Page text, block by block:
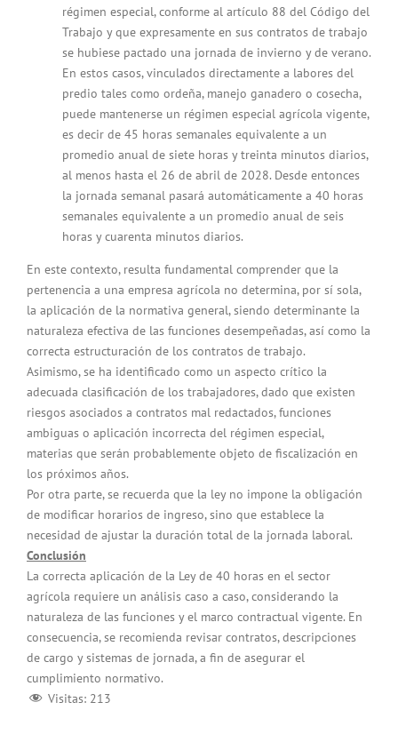
régimen especial, conforme al artículo 88 del Código del
Trabajo y que expresamente en sus contratos de trabajo
se hubiese pactado una jornada de invierno y de verano.
En estos casos, vinculados directamente a labores del
predio tales como ordeña, manejo ganadero o cosecha,
puede mantenerse un régimen especial agrícola vigente,
es decir de 45 horas semanales equivalente a un
promedio anual de siete horas y treinta minutos diarios,
al menos hasta el 26 de abril de 2028. Desde entonces
la jornada semanal pasará automáticamente a 40 horas
semanales equivalente a un promedio anual de seis
horas y cuarenta minutos diarios.
En este contexto, resulta fundamental comprender que la
pertenencia a una empresa agrícola no determina, por sí sola,
la aplicación de la normativa general, siendo determinante la
naturaleza efectiva de las funciones desempeñadas, así como la
correcta estructuración de los contratos de trabajo.
Asimismo, se ha identificado como un aspecto crítico la
adecuada clasificación de los trabajadores, dado que existen
riesgos asociados a contratos mal redactados, funciones
ambiguas o aplicación incorrecta del régimen especial,
materias que serán probablemente objeto de fiscalización en
los próximos años.
Por otra parte, se recuerda que la ley no impone la obligación
de modificar horarios de ingreso, sino que establece la
necesidad de ajustar la duración total de la jornada laboral.
Conclusión
La correcta aplicación de la Ley de 40 horas en el sector
agrícola requiere un análisis caso a caso, considerando la
naturaleza de las funciones y el marco contractual vigente. En
consecuencia, se recomienda revisar contratos, descripciones
de cargo y sistemas de jornada, a fin de asegurar el
cumplimiento normativo.
Visitas: 213